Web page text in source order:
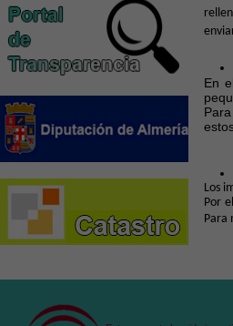
En
Los
Por
Para